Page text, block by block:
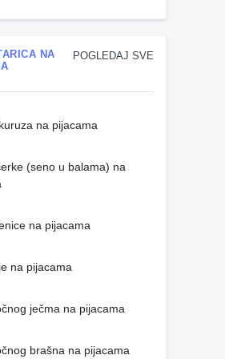
POGLEDAJ SVE
NA
na pijacama
(seno u balama) na
na pijacama
na pijacama
ječma na pijacama
brašna na pijacama